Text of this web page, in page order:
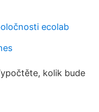
ecolab
kolik bude